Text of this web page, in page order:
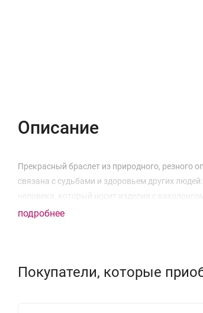
Описание
Прекрасный браслет из природного,
связана с судьбами и здоровьем других
человека, который носит изделия с
подробнее
Покупатели, которые